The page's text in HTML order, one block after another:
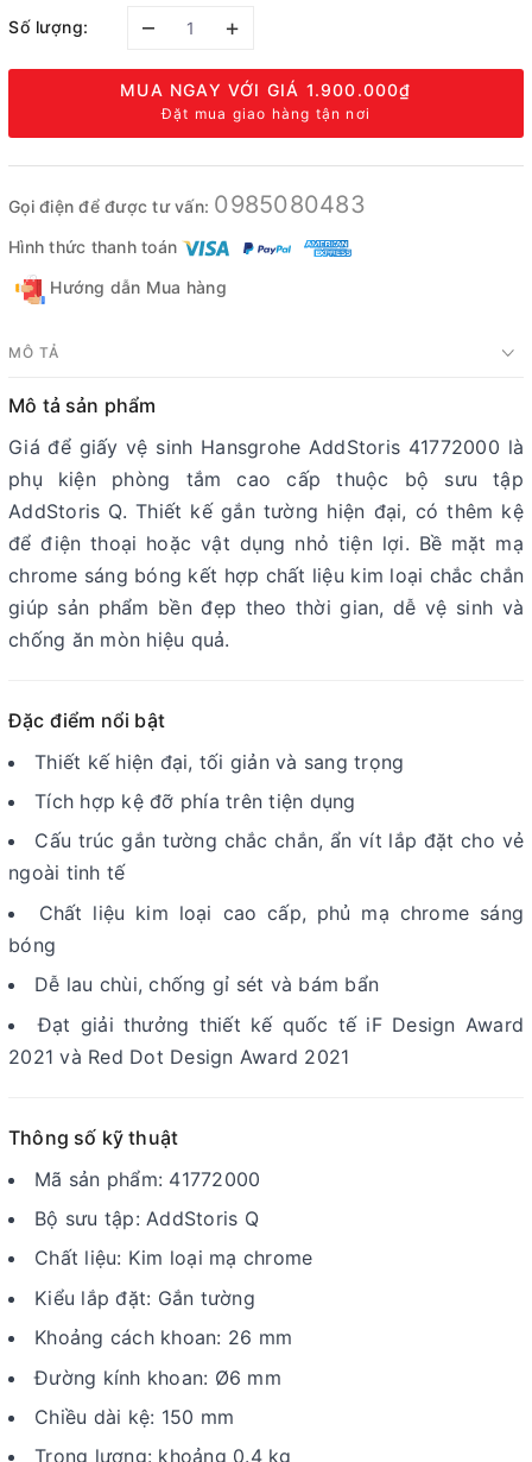
Số lượng: – +
MUA NGAY VỚI GIÁ 1.900.000₫
Đặt mua giao hàng tận nơi
Gọi điện để được tư vấn: 0985080483
Hình thức thanh toán
Hướng dẫn Mua hàng
MÔ TẢ
Mô tả sản phẩm
Giá để giấy vệ sinh Hansgrohe AddStoris 41772000 là
phụ kiện phòng tắm cao cấp thuộc bộ sưu tập
AddStoris Q. Thiết kế gắn tường hiện đại, có thêm kệ
để điện thoại hoặc vật dụng nhỏ tiện lợi. Bề mặt mạ
chrome sáng bóng kết hợp chất liệu kim loại chắc chắn
giúp sản phẩm bền đẹp theo thời gian, dễ vệ sinh và
chống ăn mòn hiệu quả.
Đặc điểm nổi bật
Thiết kế hiện đại, tối giản và sang trọng
Tích hợp kệ đỡ phía trên tiện dụng
Cấu trúc gắn tường chắc chắn, ẩn vít lắp đặt cho vẻ
ngoài tinh tế
Chất liệu kim loại cao cấp, phủ mạ chrome sáng
bóng
Dễ lau chùi, chống gỉ sét và bám bẩn
Đạt giải thưởng thiết kế quốc tế iF Design Award
2021 và Red Dot Design Award 2021
Thông số kỹ thuật
Mã sản phẩm: 41772000
Bộ sưu tập: AddStoris Q
Chất liệu: Kim loại mạ chrome
Kiểu lắp đặt: Gắn tường
Khoảng cách khoan: 26 mm
Đường kính khoan: Ø6 mm
Chiều dài kệ: 150 mm
Trọng lượng: khoảng 0.4 kg